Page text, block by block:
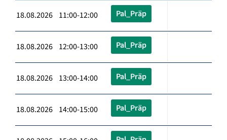
18.08.2026 11:00-12:00 Pal_Präp
18.08.2026 12:00-13:00 Pal_Präp
18.08.2026 13:00-14:00 Pal_Präp
18.08.2026 14:00-15:00 Pal_Präp